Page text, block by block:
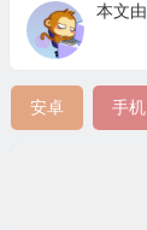
本文由
安卓 手机